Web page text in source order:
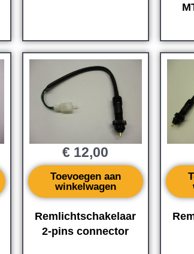
Remlichtschakelaar
2-pins connector
€ 12,00
Toevoegen aan
winkelwagen